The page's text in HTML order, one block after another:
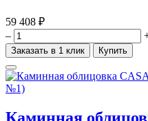
59 408 ₽
–
Заказать в 1 клик Купить
Каминная